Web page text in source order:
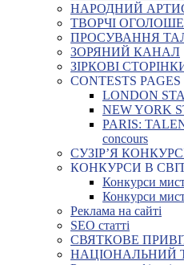
НАРОДНИЙ
ТВОРЧІ
ПРОСУВАННЯ
ЗОРЯНИЙ КАНАЛ
ЗІРКОВІ
CONTESTS PAGES
LONDON
NEW YORK
PARIS:
concours
СУЗІР’Я
КОНКУРСИ В
Конкурси
Конкурси
Реклама на сайті
SEO статті
СВЯТКОВЕ
НАЦІОНАЛЬНИЙ